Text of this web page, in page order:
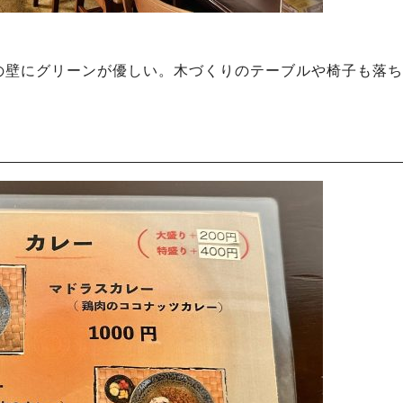
にグリーンが優しい。木づくりのテーブルや椅子も落